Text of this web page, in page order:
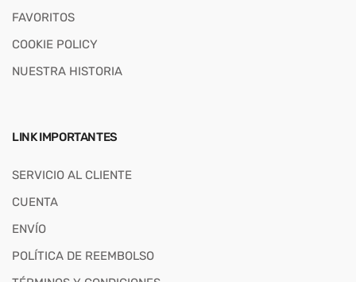
FAVORITOS
COOKIE POLICY
NUESTRA HISTORIA
LINK IMPORTANTES
SERVICIO AL CLIENTE
CUENTA
ENVÍO
POLÍTICA DE REEMBOLSO